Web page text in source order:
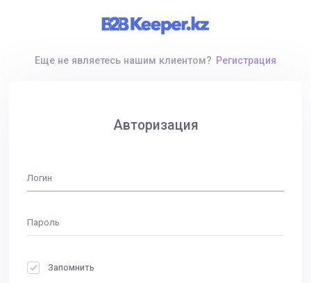
Еще не являетесь нашим клиентом? Регистрация
Авторизация
Запомнить